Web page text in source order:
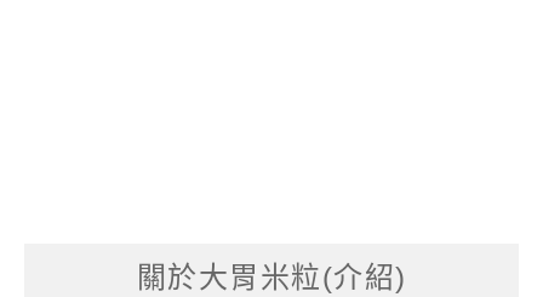
關於大胃米粒(介紹)